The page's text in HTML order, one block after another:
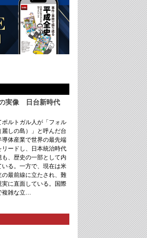
実像 日台新時代
ポルトガル人が「フォル
麗しの島）」と呼んだ台
導体産業で世界の最先端
リードし、日本統治時代
も、歴史の一部として内
いる。一方で、現在は米
の最前線に立たされ、難
実に直面している。国際
複雑な立…